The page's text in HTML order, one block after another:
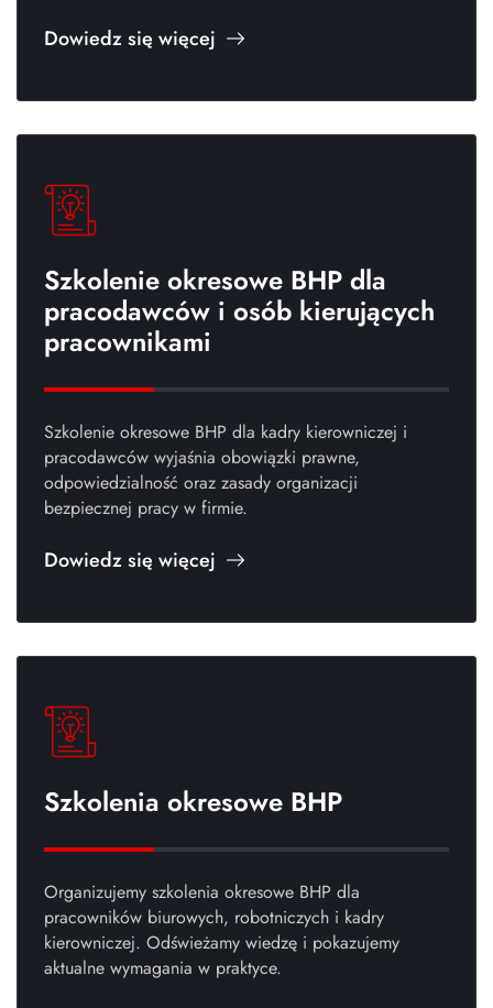
Dowiedz się więcej
Szkolenie okresowe BHP dla
pracodawców i osób kierujących
pracownikami
Szkolenie okresowe BHP dla kadry kierowniczej i
pracodawców wyjaśnia obowiązki prawne,
odpowiedzialność oraz zasady organizacji
bezpiecznej pracy w firmie.
Dowiedz się więcej
Szkolenia okresowe BHP
Organizujemy szkolenia okresowe BHP dla
pracowników biurowych, robotniczych i kadry
kierowniczej. Odświeżamy wiedzę i pokazujemy
aktualne wymagania w praktyce.